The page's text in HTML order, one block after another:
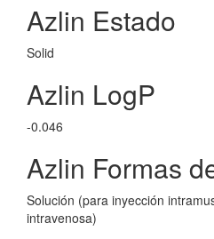
Azlin Estado
Solid
Azlin LogP
-0.046
Azlin Formas
Solución (para inyección
intravenosa)